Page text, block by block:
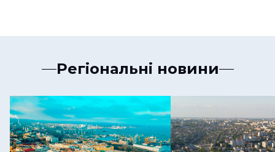
Регіональні новини